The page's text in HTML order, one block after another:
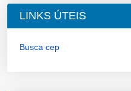
LINKS ÚTEIS
Busca cep